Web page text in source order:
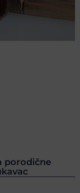
porodične